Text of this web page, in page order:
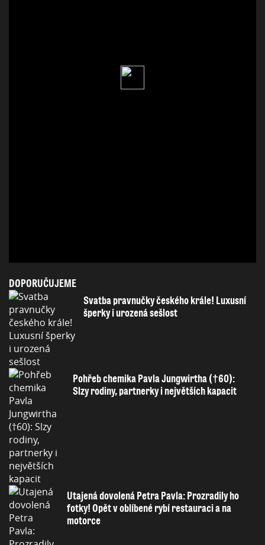
DOPORUČUJEME
Svatba pravnučky českého krále! Luxusní
šperky i urozená sešlost
Pohřeb chemika Pavla Jungwirtha (†60):
Slzy rodiny, partnerky i největších kapacit
Utajená dovolená Petra Pavla: Prozradily ho
fotky! Opět v oblíbené rybí restauraci a na
motorce